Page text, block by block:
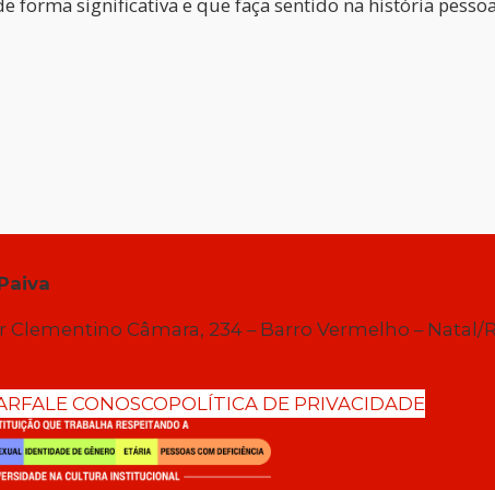
Clementino Câmara, 234 – Barro Vermelho – Natal/
FALE CONOSCOPOLÍTICA DE PRIVACIDADE